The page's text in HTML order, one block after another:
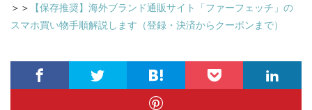
＞＞
【保存推奨】海外ブランド通販サイト「ファーフェッチ」の
スマホ買い物手順解説します（登録・決済からクーポンまで）